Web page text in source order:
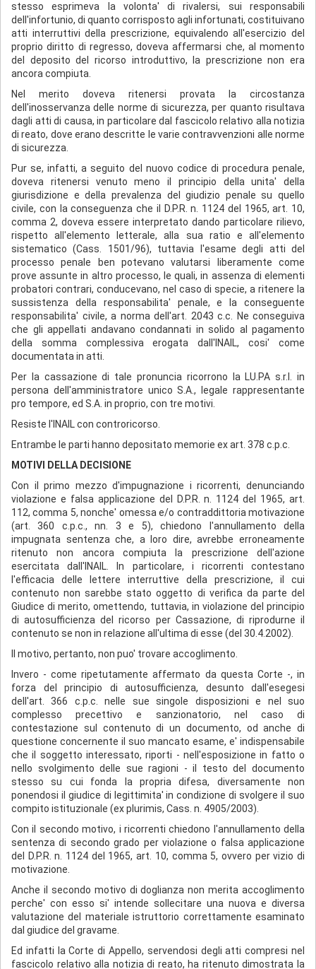
stesso esprimeva la volonta' di rivalersi, sui responsabili
dell'infortunio, di quanto corrisposto agli infortunati, costituivano
atti interruttivi della prescrizione, equivalendo all'esercizio del
proprio diritto di regresso, doveva affermarsi che, al momento
del deposito del ricorso introduttivo, la prescrizione non era
ancora compiuta.
Nel merito doveva ritenersi provata la circostanza
dell'inosservanza delle norme di sicurezza, per quanto risultava
dagli atti di causa, in particolare dal fascicolo relativo alla notizia
di reato, dove erano descritte le varie contravvenzioni alle norme
di sicurezza.
Pur se, infatti, a seguito del nuovo codice di procedura penale,
doveva ritenersi venuto meno il principio della unita' della
giurisdizione e della prevalenza del giudizio penale su quello
civile, con la conseguenza che il D.P.R. n. 1124 del 1965, art. 10,
comma 2, doveva essere interpretato dando particolare rilievo,
rispetto all'elemento letterale, alla sua ratio e all'elemento
sistematico (Cass. 1501/96), tuttavia l'esame degli atti del
processo penale ben potevano valutarsi liberamente come
prove assunte in altro processo, le quali, in assenza di elementi
probatori contrari, conducevano, nel caso di specie, a ritenere la
sussistenza della responsabilita' penale, e la conseguente
responsabilita' civile, a norma dell'art. 2043 c.c. Ne conseguiva
che gli appellati andavano condannati in solido al pagamento
della somma complessiva erogata dall'INAIL, cosi' come
documentata in atti.
Per la cassazione di tale pronuncia ricorrono la LU.PA s.r.l. in
persona dell'amministratore unico S.A., legale rappresentante
pro tempore, ed S.A. in proprio, con tre motivi.
Resiste l'INAIL con controricorso.
Entrambe le parti hanno depositato memorie ex art. 378 c.p.c.
MOTIVI DELLA DECISIONE
Con il primo mezzo d'impugnazione i ricorrenti, denunciando
violazione e falsa applicazione del D.P.R. n. 1124 del 1965, art.
112, comma 5, nonche' omessa e/o contraddittoria motivazione
(art. 360 c.p.c., nn. 3 e 5), chiedono l'annullamento della
impugnata sentenza che, a loro dire, avrebbe erroneamente
ritenuto non ancora compiuta la prescrizione dell'azione
esercitata dall'INAIL. In particolare, i ricorrenti contestano
l'efficacia delle lettere interruttive della prescrizione, il cui
contenuto non sarebbe stato oggetto di verifica da parte del
Giudice di merito, omettendo, tuttavia, in violazione del principio
di autosufficienza del ricorso per Cassazione, di riprodurne il
contenuto se non in relazione all'ultima di esse (del 30.4.2002).
Il motivo, pertanto, non puo' trovare accoglimento.
Invero - come ripetutamente affermato da questa Corte -, in
forza del principio di autosufficienza, desunto dall'esegesi
dell'art. 366 c.p.c. nelle sue singole disposizioni e nel suo
complesso precettivo e sanzionatorio, nel caso di
contestazione sul contenuto di un documento, od anche di
questione concernente il suo mancato esame, e' indispensabile
che il soggetto interessato, riporti - nell'esposizione in fatto o
nello svolgimento delle sue ragioni - il testo del documento
stesso su cui fonda la propria difesa, diversamente non
ponendosi il giudice di legittimita' in condizione di svolgere il suo
compito istituzionale (ex plurimis, Cass. n. 4905/2003).
Con il secondo motivo, i ricorrenti chiedono l'annullamento della
sentenza di secondo grado per violazione o falsa applicazione
del D.P.R. n. 1124 del 1965, art. 10, comma 5, ovvero per vizio di
motivazione.
Anche il secondo motivo di doglianza non merita accoglimento
perche' con esso si' intende sollecitare una nuova e diversa
valutazione del materiale istruttorio correttamente esaminato
dal giudice del gravame.
Ed infatti la Corte di Appello, servendosi degli atti compresi nel
fascicolo relativo alla notizia di reato, ha ritenuto dimostrata la